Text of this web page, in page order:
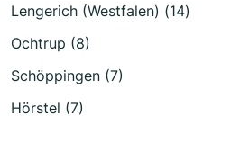
Lengerich (Westfalen) (14)
Ochtrup (8)
Schöppingen (7)
Hörstel (7)